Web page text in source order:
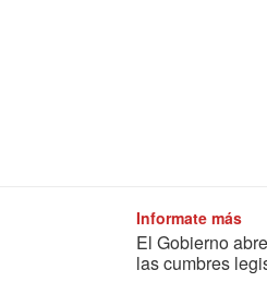
Informate más
El Gobierno
las cumbres